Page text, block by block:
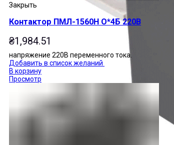
Закрыть
Контактор ПМЛ-1560Н О*4Б 220В
₴1,984.51
напряжение 220В переменного тока.
Добавить в список желаний
В корзину
Просмотр